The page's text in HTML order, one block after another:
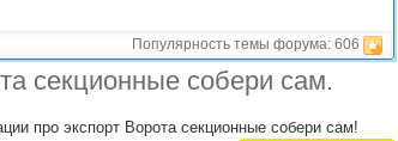
Популярность темы форума: 606
секционные собери сам.
про экспорт Ворота секционные собери сам!